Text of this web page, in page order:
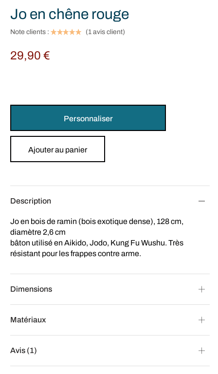
Jo en chêne rouge
Note clients : (1 avis client)
29,90€
Personnaliser
Ajouter au panier
Description
Jo en bois de ramin (bois exotique dense), 128 cm,
diamètre 2,6 cm
bâton utilisé en Aikido, Jodo, Kung Fu Wushu. Très
résistant pour les frappes contre arme.
Dimensions
Matériaux
Avis (1)